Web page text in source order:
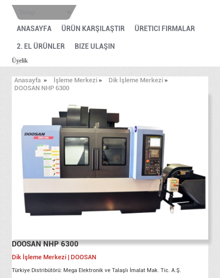
ANASAYFA ÜRÜN KARŞILAŞTIR ÜRETICI FIRMALAR
2. EL ÜRÜNLER BIZE ULAŞIN
Üyelik
Anasayfa » İşleme Merkezi » Dik İşleme Merkezi »
DOOSAN NHP 6300
DOOSAN NHP 6300
Dik İşleme Merkezi | DOOSAN
Türkiye Distribütörü: Mega Elektronik ve Talaşlı İmalat Mak. Tic. A.Ş.